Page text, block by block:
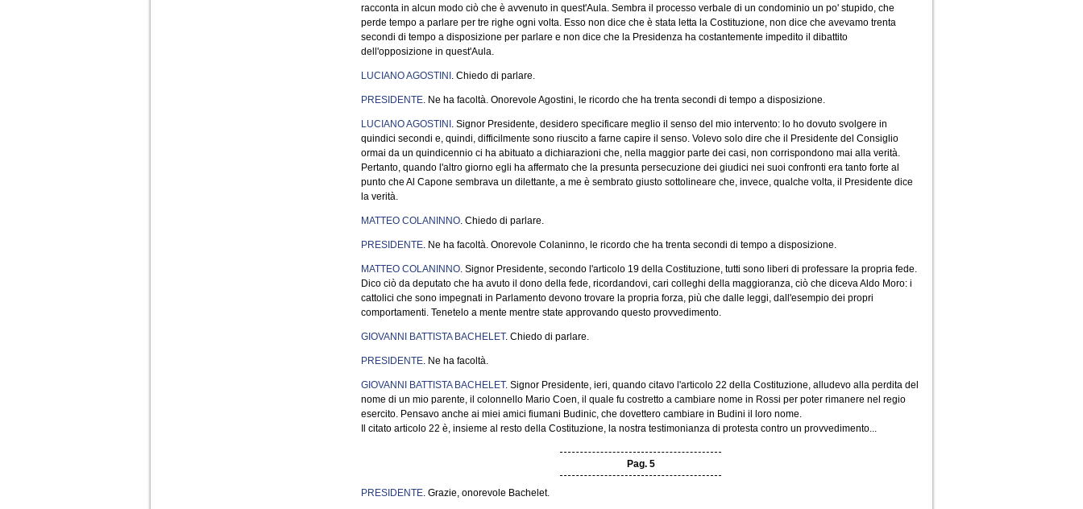
racconta in alcun modo ciò che è avvenuto in quest'Aula. Sembra il processo verbale di un condominio un po' stupido, che
perde tempo a parlare per tre righe ogni volta. Esso non dice che è stata letta la Costituzione, non dice che avevamo trenta
secondi di tempo a disposizione per parlare e non dice che la Presidenza ha costantemente impedito il dibattito
dell'opposizione in quest'Aula.
LUCIANO AGOSTINI . Chiedo di parlare.
PRESIDENTE. Ne ha facoltà. Onorevole Agostini, le ricordo che ha trenta secondi di tempo a disposizione.
LUCIANO AGOSTINI . Signor Presidente, desidero specificare meglio il senso del mio intervento: lo ho dovuto svolgere in
quindici secondi e, quindi, difficilmente sono riuscito a farne capire il senso. Volevo solo dire che il Presidente del Consiglio
ormai da un quindicennio ci ha abituato a dichiarazioni che, nella maggior parte dei casi, non corrispondono mai alla verità.
Pertanto, quando l'altro giorno egli ha affermato che la presunta persecuzione dei giudici nei suoi confronti era tanto forte al
punto che Al Capone sembrava un dilettante, a me è sembrato giusto sottolineare che, invece, qualche volta, il Presidente dice
la verità.
MATTEO COLANINNO. Chiedo di parlare.
PRESIDENTE. Ne ha facoltà. Onorevole Colaninno, le ricordo che ha trenta secondi di tempo a disposizione.
MATTEO COLANINNO. Signor Presidente, secondo l'articolo 19 della Costituzione, tutti sono liberi di professare la propria fede.
Dico ciò da deputato che ha avuto il dono della fede, ricordandovi, cari colleghi della maggioranza, ciò che diceva Aldo Moro: i
cattolici che sono impegnati in Parlamento devono trovare la propria forza, più che dalle leggi, dall'esempio dei propri
comportamenti. Tenetelo a mente mentre state approvando questo provvedimento.
GIOVANNI BATTISTA BACHELET. Chiedo di parlare.
PRESIDENTE. Ne ha facoltà.
GIOVANNI BATTISTA BACHELET. Signor Presidente, ieri, quando citavo l'articolo 22 della Costituzione, alludevo alla perdita del
nome di un mio parente, il colonnello Mario Coen, il quale fu costretto a cambiare nome in Rossi per poter rimanere nel regio
esercito. Pensavo anche ai miei amici fiumani Budinic, che dovettero cambiare in Budini il loro nome.
Il citato articolo 22 è, insieme al resto della Costituzione, la nostra testimonianza di protesta contro un provvedimento...
Pag. 5
PRESIDENTE. Grazie, onorevole Bachelet.